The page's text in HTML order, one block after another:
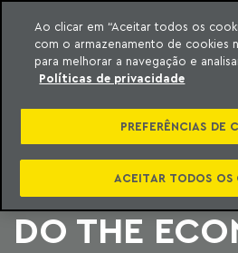
o conteúdo
Machado Meyer
MACHADO
PARTICIPA
INICIATIVA
DO THE
Ao clicar em “Aceitar todos os
com o armazenamento de cookies
para melhorar a navegação e
Políticas de privacidade
PREFERÊNCIAS DE
ACEITAR TODOS OS